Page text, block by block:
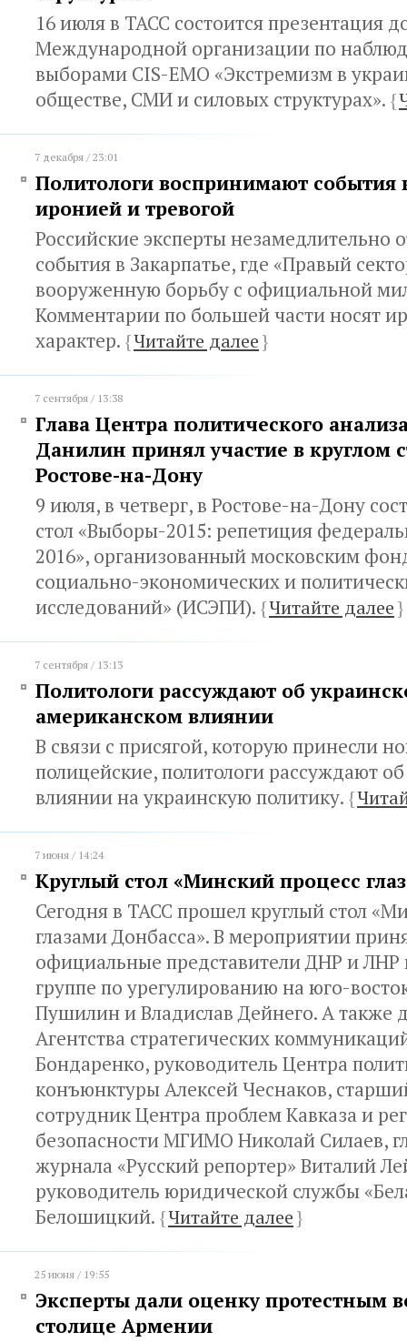
16 июля в ТАСС состоится презентация
Международной организации по
выборами CIS-EMO «Экстремизм в
обществе, СМИ и силовых структурах». {
7 декабря / 23:01
Политологи воспринимают события
иронией и тревогой
Российские эксперты незамедлительно
события в Закарпатье, где «Правый
вооруженную борьбу с официальной
Комментарии по большей части носят
характер. {Читайте далее}
7 сентября / 13:38
Глава Центра политического
Данилин принял участие в круглом
Ростове-на-Дону
9 июля, в четверг, в Ростове-на-Дону
стол «Выборы-2015: репетиция
2016», организованный московским
социально-экономических и
исследований» (ИСЭПИ). {Читайте далее}
7 сентября / 13:13
Политологи рассуждают об
американском влиянии
В связи с присягой, которую принесли
полицейские, политологи рассуждают
влиянии на украинскую политику. {
7 июня / 14:24
Круглый стол «Минский процесс
Сегодня в ТАСС прошел круглый стол
глазами Донбасса». В мероприятии
официальные представители ДНР и ЛНР
группе по урегулированию на юго-
Пушилин и Владислав Дейнего. А также
Агентства стратегических
Бондаренко, руководитель Центра
конъюнктуры Алексей Чеснаков,
сотрудник Центра проблем Кавказа и
безопасности МГИМО Николай Силаев,
журнала «Русский репортер» Виталий
руководитель юридической службы
Белошицкий. {Читайте далее}
25 июня / 19:55
Эксперты дали оценку протестным
столице Армении